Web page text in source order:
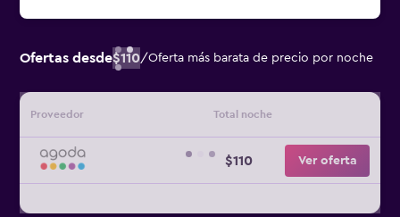
Ofertas desde$110/Oferta más barata de precio por noche
Proveedor Total noche
$110 Ver oferta